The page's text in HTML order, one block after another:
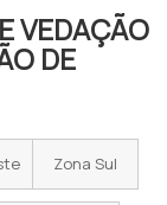
VEDAÇÃO
DE
Zona Sul